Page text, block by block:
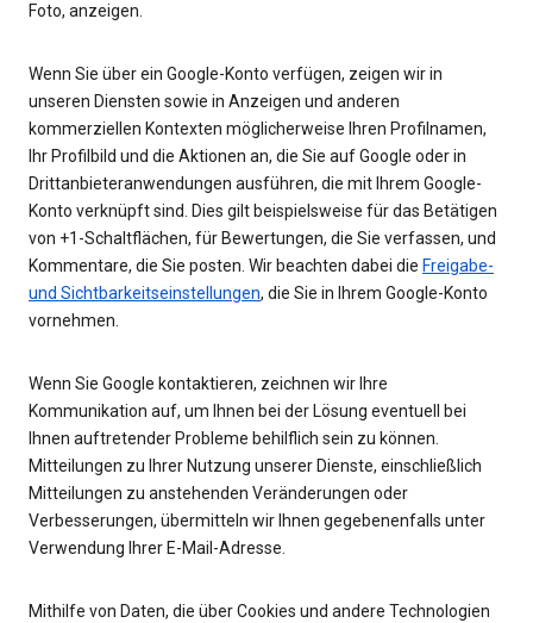
Foto, anzeigen.
Wenn Sie über ein Google-Konto verfügen, zeigen wir in
unseren Diensten sowie in Anzeigen und anderen
kommerziellen Kontexten möglicherweise Ihren Profilnamen,
Ihr Profilbild und die Aktionen an, die Sie auf Google oder in
Drittanbieteranwendungen ausführen, die mit Ihrem Google-
Konto verknüpft sind. Dies gilt beispielsweise für das Betätigen
von +1-Schaltflächen, für Bewertungen, die Sie verfassen, und
Kommentare, die Sie posten. Wir beachten dabei die Freigabe-
und Sichtbarkeitseinstellungen, die Sie in Ihrem Google-Konto
vornehmen.
Wenn Sie Google kontaktieren, zeichnen wir Ihre
Kommunikation auf, um Ihnen bei der Lösung eventuell bei
Ihnen auftretender Probleme behilflich sein zu können.
Mitteilungen zu Ihrer Nutzung unserer Dienste, einschließlich
Mitteilungen zu anstehenden Veränderungen oder
Verbesserungen, übermitteln wir Ihnen gegebenenfalls unter
Verwendung Ihrer E-Mail-Adresse.
Mithilfe von Daten, die über Cookies und andere Technologien